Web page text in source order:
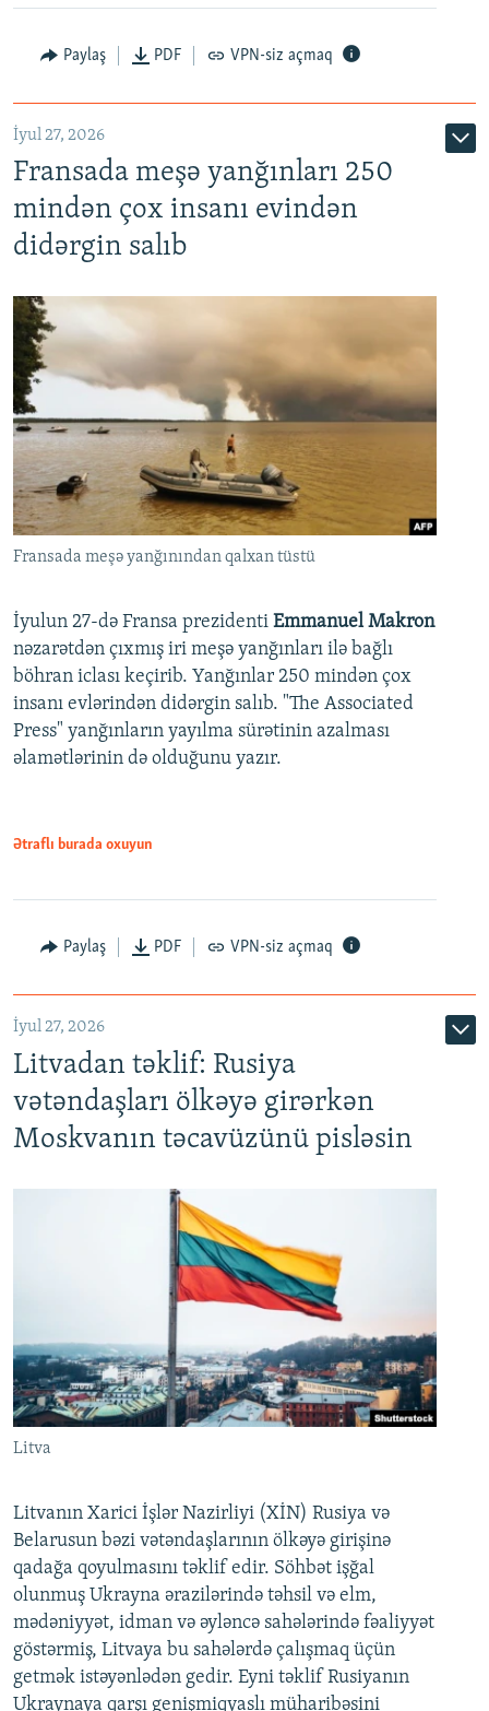
Paylaş PDF VPN-siz açmaq
İyul 27, 2026
Fransada meşə yanğınları 250
mindən çox insanı evindən
didərgin salıb
Fransada meşə yanğınından qalxan tüstü
İyulun 27-də Fransa prezidenti Emmanuel Makron
nəzarətdən çıxmış iri meşə yanğınları ilə bağlı
böhran iclası keçirib. Yanğınlar 250 mindən çox
insanı evlərindən didərgin salıb. "The Associated
Press" yanğınların yayılma sürətinin azalması
əlamətlərinin də olduğunu yazır.
Ətraflı burada oxuyun
Paylaş PDF VPN-siz açmaq
İyul 27, 2026
Litvadan təklif: Rusiya
vətəndaşları ölkəyə girərkən
Moskvanın təcavüzünü pisləsin
Litva
Litvanın Xarici İşlər Nazirliyi (XİN) Rusiya və
Belarusun bəzi vətəndaşlarının ölkəyə girişinə
qadağa qoyulmasını təklif edir. Söhbət işğal
olunmuş Ukrayna ərazilərində təhsil və elm,
mədəniyyət, idman və əyləncə sahələrində fəaliyyət
göstərmiş, Litvaya bu sahələrdə çalışmaq üçün
getmək istəyənlədən gedir. Eyni təklif Rusiyanın
Ukraynaya qarşı genişmiqyaslı müharibəsini